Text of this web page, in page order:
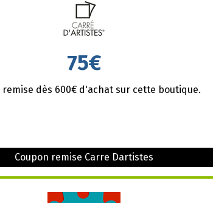
75€
dès 600€ d'achat sur cette boutique.
Coupon remise Carre Dartistes